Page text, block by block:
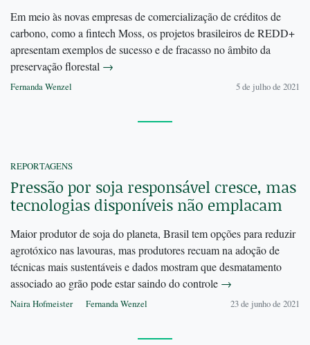
Em meio às novas empresas de comercialização de créditos de
carbono, como a fintech Moss, os projetos brasileiros de REDD+
apresentam exemplos de sucesso e de fracasso no âmbito da
preservação florestal →
Fernanda Wenzel 5 de julho de 2021
REPORTAGENS
Pressão por soja responsável cresce, mas
tecnologias disponíveis não emplacam
Maior produtor de soja do planeta, Brasil tem opções para reduzir
agrotóxico nas lavouras, mas produtores recuam na adoção de
técnicas mais sustentáveis e dados mostram que desmatamento
associado ao grão pode estar saindo do controle →
Naira Hofmeister Fernanda Wenzel 23 de junho de 2021